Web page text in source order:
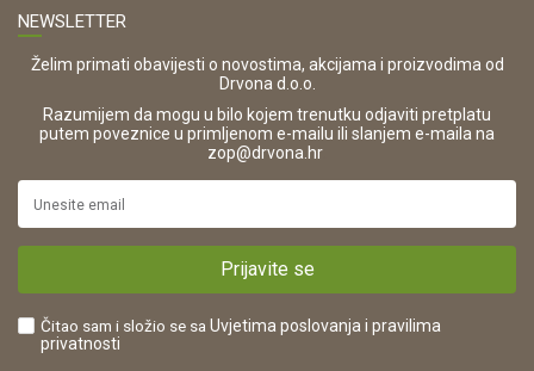
OIB:
42821181683
16280
https://www.drvona.hr/
POREZNI BROJ:
Zaštita privatnosti i osobnih podataka
Korištenje kolačića
Pravo na odustajanje i jednostrani raskid ugovora
Reklamacije
Plaćanje karticama
Što dobivam registracijom?
NEWSLETTER
Želim primati obavijesti o novostima, akcijama i proizvodima od
Drvona d.o.o.
Razumijem da mogu u bilo kojem trenutku odjaviti pretplatu
putem poveznice u primljenom e-mailu ili slanjem e-maila na
zop@drvona.hr
Prijavite se
Čitao sam i složio se sa Uvjetima poslovanja i pravilima
privatnosti